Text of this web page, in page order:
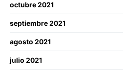
octubre 2021
septiembre 2021
agosto 2021
julio 2021